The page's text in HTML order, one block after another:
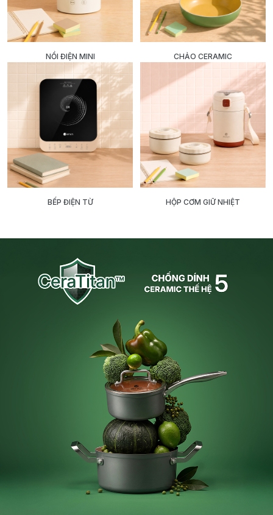
NỒI ĐIỆN MINI CHẢO CERAMIC
BẾP ĐIỆN TỪ HỘP CƠM GIỮ NHIỆT